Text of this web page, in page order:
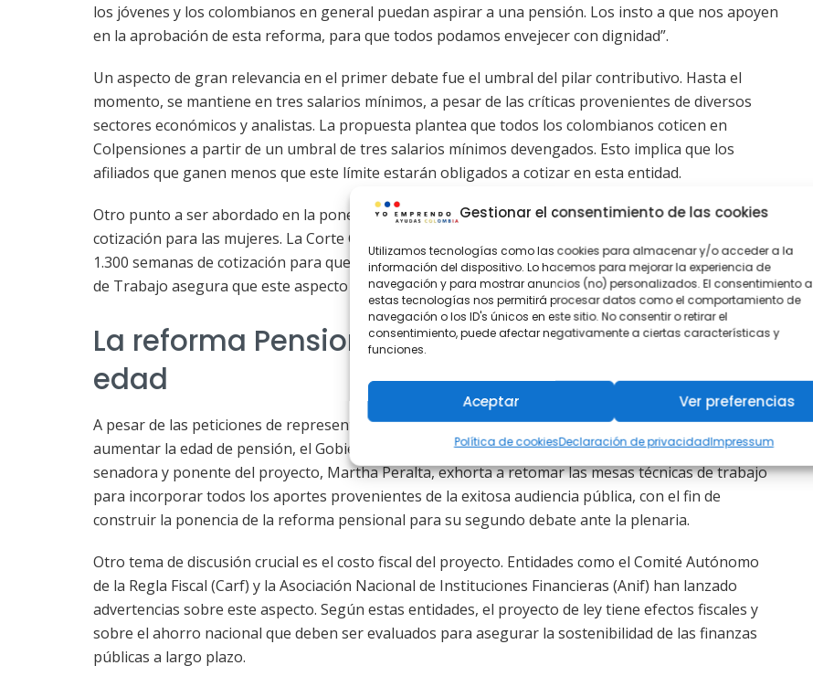
Gestionar el consentimiento de las cookies
Utilizamos tecnologías como las cookies para almacenar y/o acceder a la
información del dispositivo. Lo hacemos para mejorar la experiencia de
navegación y para mostrar anuncios (no) personalizados. El consentimiento a
estas tecnologías nos permitirá procesar datos como el comportamiento de
navegación o los ID's únicos en este sitio. No consentir o retirar el
consentimiento, puede afectar negativamente a ciertas características y
funciones.
Aceptar Ver preferencias
Política de cookiesDeclaración de privacidadImpressum
los jóvenes y los colombianos en general puedan aspirar a una pensión. Los insto a que nos apoyen
en la aprobación de esta reforma, para que todos podamos envejecer con dignidad”.
Un aspecto de gran relevancia en el primer debate fue el umbral del pilar contributivo. Hasta el
momento, se mantiene en tres salarios mínimos, a pesar de las críticas provenientes de diversos
sectores económicos y analistas. La propuesta plantea que todos los colombianos coticen en
Colpensiones a partir de un umbral de tres salarios mínimos devengados. Esto implica que los
afiliados que ganen menos que este límite estarán obligados a cotizar en esta entidad.
Otro punto a ser abordado en la ponencia para el segundo debate concierne a las semanas de
cotización para las mujeres. La Corte Constitucional ha declarado inconstitucional la exigencia de
1.300 semanas de cotización para que las mujeres puedan acceder a la pensión de vejez. La ministra
de Trabajo asegura que este aspecto será incorporado en la nueva versión de la reforma.
La reforma Pensional no tendrá cambios en la
edad
A pesar de las peticiones de representantes de fondos privados durante la audiencia pública para
aumentar la edad de pensión, el Gobierno insiste en que no se realizarán ajustes en este sentido. La
senadora y ponente del proyecto, Martha Peralta, exhorta a retomar las mesas técnicas de trabajo
para incorporar todos los aportes provenientes de la exitosa audiencia pública, con el fin de
construir la ponencia de la reforma pensional para su segundo debate ante la plenaria.
Otro tema de discusión crucial es el costo fiscal del proyecto. Entidades como el Comité Autónomo
de la Regla Fiscal (Carf) y la Asociación Nacional de Instituciones Financieras (Anif) han lanzado
advertencias sobre este aspecto. Según estas entidades, el proyecto de ley tiene efectos fiscales y
sobre el ahorro nacional que deben ser evaluados para asegurar la sostenibilidad de las finanzas
públicas a largo plazo.